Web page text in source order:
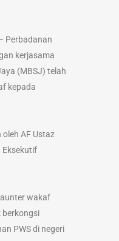
Perbadanan
kerjasama
(MBSJ) telah
kepada
AF Ustaz
Eksekutif
wakaf
berkongsi
PWS di negeri